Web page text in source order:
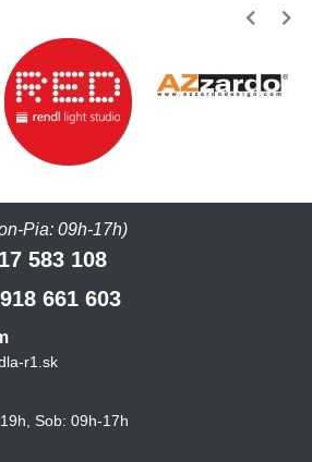
Pia: 09h-17h)
583 108
661 603
r1.sk
Sob: 09h-17h